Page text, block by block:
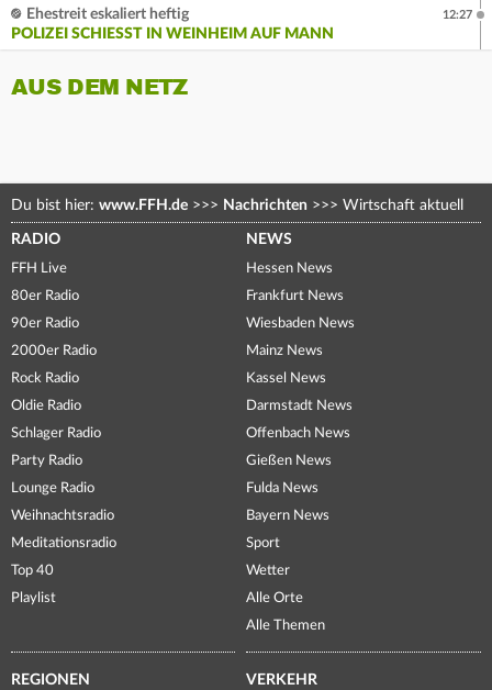
Ehestreit eskaliert heftig
POLIZEI SCHIESST IN WEINHEIM AUF MANN
12:27
AUS DEM NETZ
Du bist hier: www.FFH.de >>> Nachrichten >>> Wirtschaft aktuell
RADIO
FFH Live
80er Radio
90er Radio
2000er Radio
Rock Radio
Oldie Radio
Schlager Radio
Party Radio
Lounge Radio
Weihnachtsradio
Meditationsradio
Top 40
Playlist
NEWS
Hessen News
Frankfurt News
Wiesbaden News
Mainz News
Kassel News
Darmstadt News
Offenbach News
Gießen News
Fulda News
Bayern News
Sport
Wetter
Alle Orte
Alle Themen
REGIONEN VERKEHR